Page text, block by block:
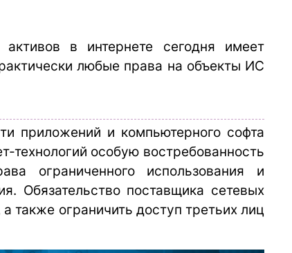
в интернете сегодня имеет
любые права на объекты ИС
приложений и компьютерного софта
технологий особую востребованность
ограниченного использования и
Обязательство поставщика сетевых
также ограничить доступ третьих лиц